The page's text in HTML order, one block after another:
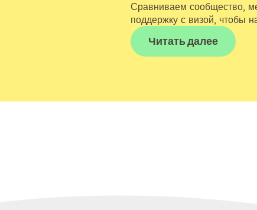
Сравниваем сообщество,
поддержку с визой, чтобы
Читать далее